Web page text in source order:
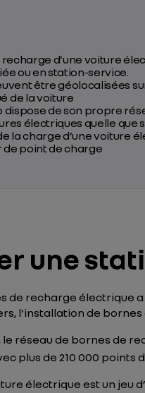
recharge d’une voiture
ou en station-service.
être géolocalisées
de la voiture
dispose de son propre
électriques quelle que
la charge d’une voiture
de point de charge
une
de recharge électrique
l’installation de
le réseau de bornes de
plus de 210 000 points
électrique est un jeu